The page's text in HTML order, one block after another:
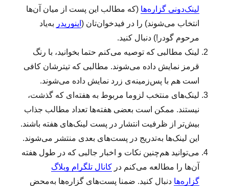
ه
ف
ه
(
۶
۴
)
لینک‌دونی گزاره‌ها (که مطالب این پست از میان آن‌ها
انتخاب می‌شوند) را در فیدخوان‌تان ( اینوریدر به‌یاد
مرحوم گودر!) دنبال کنید.
لینک‌ مطالبی که توصیه می‌کنم حتما بخوانید، با رنگ
قرمز نمایش داده می‌شوند. مطالبی که تیترشان کافی
است هم با پس‌زمینه‌ی زرد نمایش داده می‌شوند.
لینک‌‌های منتخب لزوما مربوط به هفته‌ای که گذشت،
نیستند. ممکن است بعضی هفته‌ها تعداد مطالب جذاب
بیش‌تر از ظرفیت انتشار در پست لینک‌های هفته باشند.
این لینک‌ها به‌تدریج در پست‌های بعدی منتشر می‌شوند.
می‌توانید هم‌چنین نکات و اخبار جالبی که در طول هفته
آن‌ها را مطالعه می‌کنم درکانال تلگرام وبلاگ
گزاره‌ها دنبال کنید. ضمنا پست‌های گزاره‌ها به‌محض